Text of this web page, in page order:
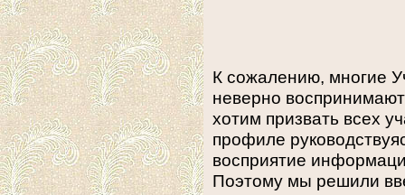
К сожалению, многие
неверно
хотим призвать всех
профиле
восприятие
Поэтому мы решили